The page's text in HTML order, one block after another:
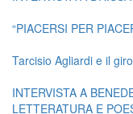
“PIACERSI PER
Tarcisio Agliardi e il
INTERVISTA A
LETTERATURA E